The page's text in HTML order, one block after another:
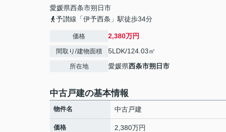
愛媛県西条市朔日市
予讃線「伊予西条」駅徒歩34分
価格 2,380万円
間取り/建物面積 5LDK/124.03㎡
所在地 愛媛県西条市朔日市
中古戸建の基本情報
物件名 中古戸建
価格 2,380万円